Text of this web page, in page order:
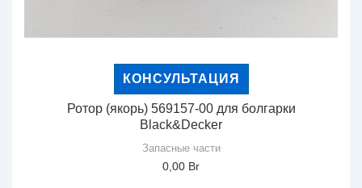
КОНСУЛЬТАЦИЯ
Ротор (якорь) 569157-00 для болгарки
Black&Decker
Запасные части
0,00 Br